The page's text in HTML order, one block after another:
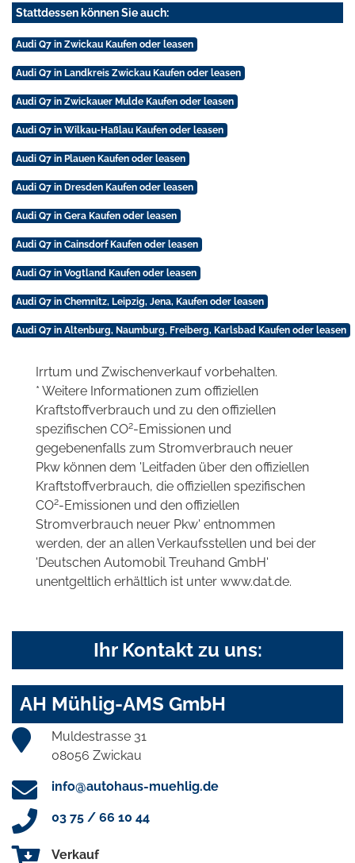
Stattdessen können Sie auch:
Audi Q7 in Zwickau Kaufen oder leasen
Audi Q7 in Landkreis Zwickau Kaufen oder leasen
Audi Q7 in Zwickauer Mulde Kaufen oder leasen
Audi Q7 in Wilkau-Haßlau Kaufen oder leasen
Audi Q7 in Plauen Kaufen oder leasen
Audi Q7 in Dresden Kaufen oder leasen
Audi Q7 in Gera Kaufen oder leasen
Audi Q7 in Cainsdorf Kaufen oder leasen
Audi Q7 in Vogtland Kaufen oder leasen
Audi Q7 in Chemnitz, Leipzig, Jena, Kaufen oder leasen
Audi Q7 in Altenburg, Naumburg, Freiberg, Karlsbad Kaufen oder leasen
Irrtum und Zwischenverkauf vorbehalten.
* Weitere Informationen zum offiziellen
Kraftstoffverbrauch und zu den offiziellen
spezifischen CO2-Emissionen und
gegebenenfalls zum Stromverbrauch neuer
Pkw können dem 'Leitfaden über den offiziellen
Kraftstoffverbrauch, die offiziellen spezifischen
CO2-Emissionen und den offiziellen
Stromverbrauch neuer Pkw' entnommen
werden, der an allen Verkaufsstellen und bei der
'Deutschen Automobil Treuhand GmbH'
unentgeltlich erhältlich ist unter www.dat.de.
Ihr Kontakt zu uns:
AH Mühlig-AMS GmbH
Muldestrasse 31
08056 Zwickau
info@autohaus-muehlig.de
03 75 / 66 10 44
Verkauf